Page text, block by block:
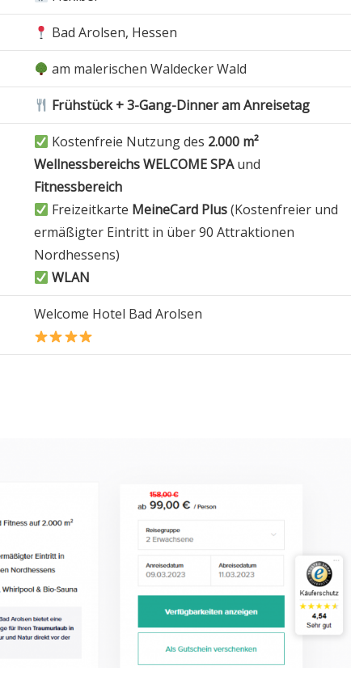
Bad Arolsen, Hessen
am malerischen Waldecker Wald
Frühstück + 3-Gang-Dinner am Anreisetag
Kostenfreie Nutzung des 2.000 m²
Wellnessbereichs WELCOME SPAund
Fitnessbereich
Freizeitkarte MeineCard Plus(Kostenfreier und
ermäßigter Eintritt in über 90 Attraktionen
Nordhessens)
WLAN
Welcome Hotel Bad Arolsen